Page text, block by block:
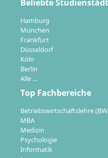
Als Absolventin oder
stehen dir vielfältige
Gesundheitsbranche
sind:
Präventions- und
Krankenkassen,
Pflegeeinrichtungen
Betriebliche
Unternehmen,
Beliebte
Hamburg
München
Frankfurt
Düsseldorf
Köln
Berlin
Alle …
Top Fachbereiche
Betriebswirtschaftslehre
MBA
Medizin
Psychologie
Informatik